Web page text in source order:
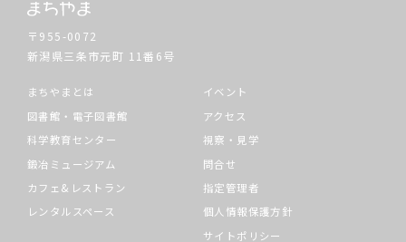
〒955-0072
新潟県三条市元町 11番6号
まちやまとは
図書館・電子図書館
科学教育センター
鍛冶ミュージアム
カフェ&レストラン
レンタルスペース
イベント
アクセス
視察・見学
問合せ
指定管理者
個人情報保護方針
サイトポリシー